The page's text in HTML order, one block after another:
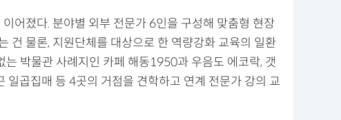
어졌다. 분야별 외부 전문가 6인을 구성해 맞춤형 현장
건 물론, 지원단체를 대상으로 한 역량강화 교육의 일환
박물관 사례지인 카페 해동1950과 우음도 에코락, 갯
일곱집매 등 4곳의 거점을 견학하고 연계 전문가 강의 교